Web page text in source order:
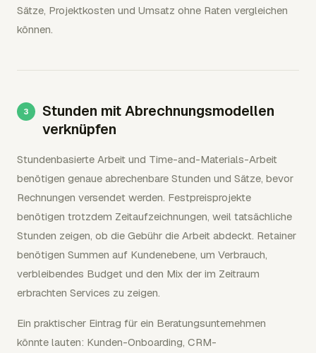
Sätze, Projektkosten und Umsatz ohne Raten vergleichen
können.
Stunden mit Abrechnungsmodellen
verknüpfen
Stundenbasierte Arbeit und Time-and-Materials-Arbeit
benötigen genaue abrechenbare Stunden und Sätze, bevor
Rechnungen versendet werden. Festpreisprojekte
benötigen trotzdem Zeitaufzeichnungen, weil tatsächliche
Stunden zeigen, ob die Gebühr die Arbeit abdeckt. Retainer
benötigen Summen auf Kundenebene, um Verbrauch,
verbleibendes Budget und den Mix der im Zeitraum
erbrachten Services zu zeigen.
Ein praktischer Eintrag für ein Beratungsunternehmen
könnte lauten: Kunden-Onboarding, CRM-